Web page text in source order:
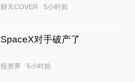
财天COVER 5小时前
SpaceX对手破产了
投资界 5小时前